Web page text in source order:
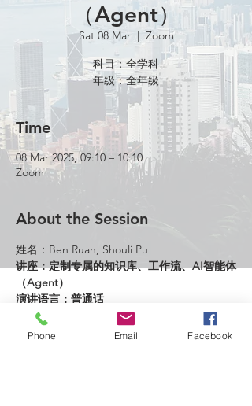
（Agent）
Sat 08 Mar
  |
Zoom
科目：全学科
年级：全年级
Time
08 Mar 2025, 09:10 – 10:10
Zoom
About the Session
姓名：Ben Ruan, Shouli Pu
讲座：定制专属的知识库、工作流、AI智能体
（Agent）
演讲语言：普通话
校区：Yaotong Beijing
Phone Email Facebook